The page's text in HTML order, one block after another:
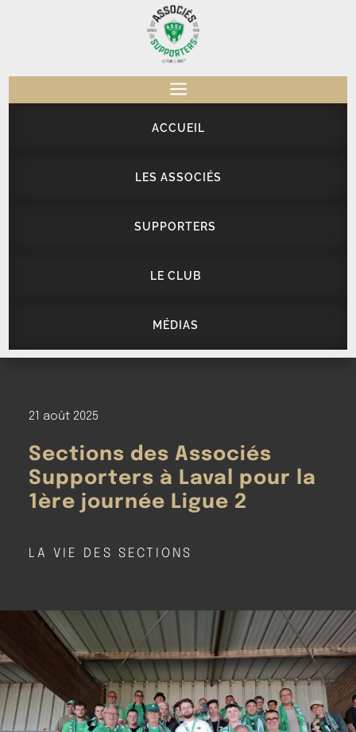
a
ACCUEIL
LES ASSOCIÉS
SUPPORTERS
LE CLUB
MÉDIAS
21 août 2025
Sections des Associés
Supporters à Laval pour la
1ère journée Ligue 2
LA VIE DES SECTIONS